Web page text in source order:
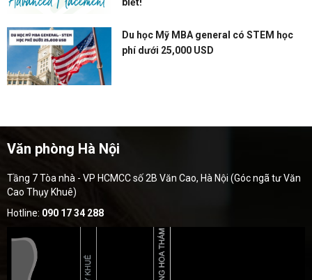
Du học Mỹ MBA general có STEM học
phí dưới 25,000 USD
Văn phòng Hà Nội
Tầng 7 Tòa nhà - VP HCMCC số 2B Văn Cao, Hà Nội (Góc ngã tư Văn
Cao Thụy Khuê)
Hotline: 090 17 34 288